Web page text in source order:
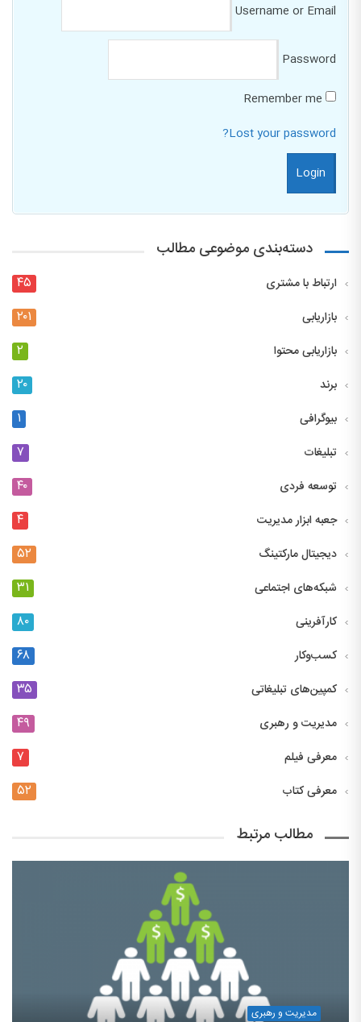
Username or Email
Password
Remember me
Lost your password?
دسته‌بندی موضوعی مطالب
ارتباط با مشتری ۴۵
بازاریابی ۲۰۱
بازاریابی محتوا ۲
برند ۲۰
بیوگرافی ۱
تبلیغات ۷
توسعه فردی ۴۰
جعبه ابزار مدیریت ۴
دیجیتال مارکتینگ ۵۲
شبکه‌های اجتماعی ۳۱
کارآفرینی ۸۰
کسب‌وکار ۶۸
کمپین‌های تبلیغاتی ۳۵
مدیریت و رهبری ۴۹
معرفی فیلم ۷
معرفی کتاب ۵۲
مطالب مرتبط
مدیریت و رهبری